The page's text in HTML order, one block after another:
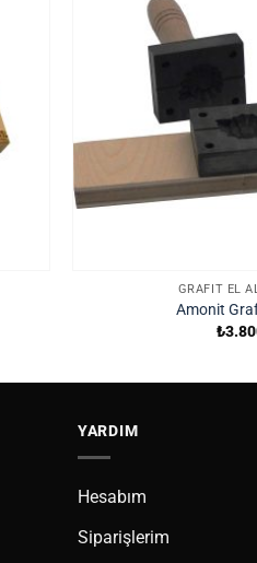
GRAFIT EL
Amonit
₺
YARDIM
Hesabım
Siparişlerim